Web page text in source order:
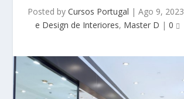
Posted by Cursos Portugal | Ago 9, 2023
e Design de Interiores, Master D | 0